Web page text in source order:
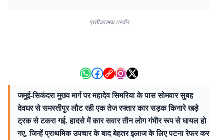
प्रतीकात्मक तस्वीर
जमुई-सिकंदरा मुख्य मार्ग पर महादेव सिमरिया के पास सोमवार सुबह
देवघर से समस्तीपुर लौट रही एक तेज रफ्तार कार सड़क किनारे खड़े
ट्रक से टकरा गई. हादसे में कार सवार तीन लोग गंभीर रूप से घायल हो
गए, जिन्हें प्राथमिक उपचार के बाद बेहतर इलाज के लिए पटना रेफर कर